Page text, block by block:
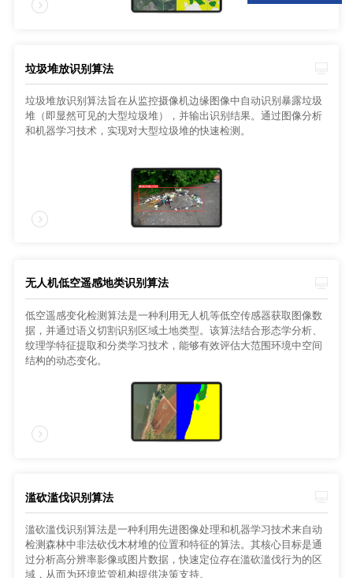
垃圾堆放识别算法
垃圾堆放识别算法旨在从监控摄像机边缘图像中自动识别暴露垃圾
堆（即显然可见的大型垃圾堆），并输出识别结果。通过图像分析
和机器学习技术，实现对大型垃圾堆的快速检测。
无人机低空遥感地类识别算法
低空遥感变化检测算法是一种利用无人机等低空传感器获取图像数
据，并通过语义切割识别区域土地类型。该算法结合形态学分析、
纹理学特征提取和分类学习技术，能够有效评估大范围环境中空间
结构的动态变化。
滥砍滥伐识别算法
滥砍滥伐识别算法是一种利用先进图像处理和机器学习技术来自动
检测森林中非法砍伐木材堆的位置和特征的算法。其核心目标是通
过分析高分辨率影像或图片数据，快速定位存在滥砍滥伐行为的区
域，从而为环境监管机构提供决策支持。